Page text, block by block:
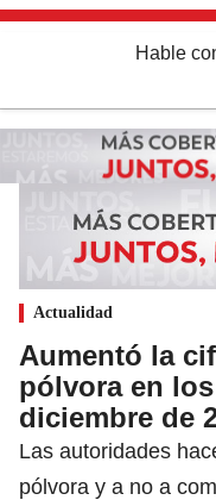
Hable
Actualidad
Aumentó la
pólvora en
diciembre de
Las autoridades
pólvora y a no a